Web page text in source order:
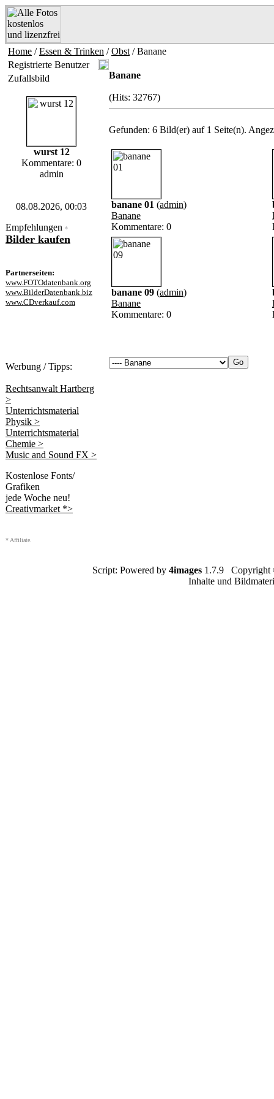
Home /Essen & Trinken /Obst / Banane
Registrierte Benutzer
Zufallsbild
wurst 12
Kommentare: 0
admin
08.08.2026, 00:03
Empfehlungen *
Bilder kaufen
Partnerseiten:
www.FOTOdatenbank.org
www.BilderDatenbank.biz
www.CDverkauf.com
Werbung / Tipps:
Rechtsanwalt Hartberg
>
Unterrichtsmaterial
Physik >
Unterrichtsmaterial
Chemie >
Music and Sound FX >
Kostenlose Fonts/
Grafiken
jede Woche neu!
Creativmarket *>
* Affiliate.
Banane
(Hits: 32767)
Gefunden: 6 Bild(er) auf 1 Seite(n).
banane 01 (admin)
Banane
Kommentare: 0
banane 09 (admin)
Banane
Kommentare: 0
Script: Powered by 4images1.7.9 Copyright
Inhalte und